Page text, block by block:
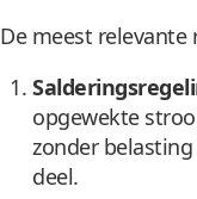
De meest
opgewekte
zonder
deel.